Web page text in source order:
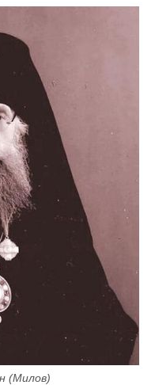
(Милов)